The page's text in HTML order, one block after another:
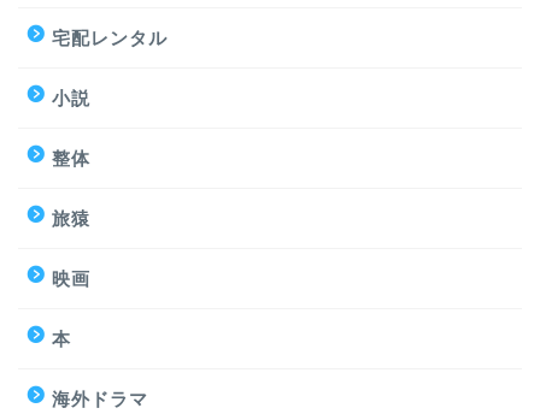
宅配レンタル
小説
整体
旅猿
映画
本
海外ドラマ